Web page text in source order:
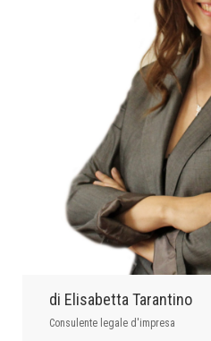
di Elisabetta Tarantino
Consulente legale d'impresa